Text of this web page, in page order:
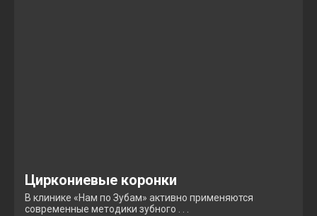
Циркониевые коронки
В клинике «Нам по Зубам» активно применяются
современные методики зубного . . .